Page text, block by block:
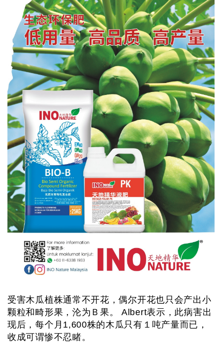
受害木瓜植株通常不开花，偶尔开花也只会产出小
颗粒和畸形果，沦为Ｂ果。 Albert表示，此病害出
现后，每个月1,600株的木瓜只有１吨产量而已，
收成可谓惨不忍睹。